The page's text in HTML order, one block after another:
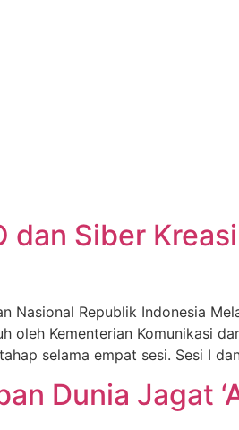
dan Siber
Nasional Republik Indonesia
oleh Kementerian Komunikasi
selama empat sesi. Sesi I
Dunia Jagat